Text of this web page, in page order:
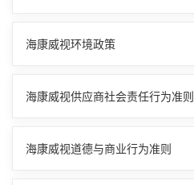
海康威视环境政策
海康威视供应商社会责任行为准则
海康威视道德与商业行为准则